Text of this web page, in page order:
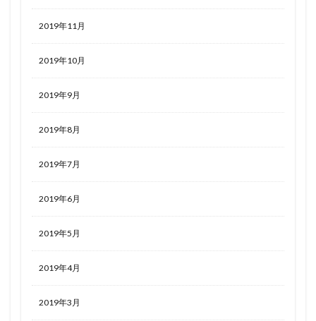
2019年11月
2019年10月
2019年9月
2019年8月
2019年7月
2019年6月
2019年5月
2019年4月
2019年3月